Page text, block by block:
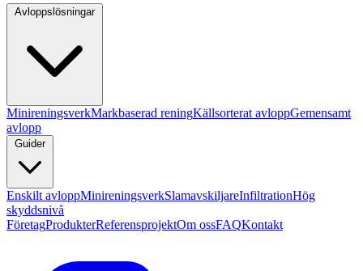
Avloppslösningar
MinireningsverkMarkbaserad reningKällsorterat avloppGemensamt
avlopp
Guider
Enskilt avloppMinireningsverkSlamavskiljareInfiltrationHög
skyddsnivå
FöretagProdukterReferensprojektOm ossFAQKontakt